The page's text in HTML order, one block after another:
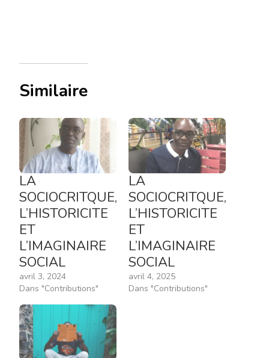
Similaire
LA
SOCIOCRITQUE,
L’HISTORICITE
ET
L’IMAGINAIRE
SOCIAL
avril 3, 2024
Dans "Contributions"
LA
SOCIOCRITQUE,
L’HISTORICITE
ET
L’IMAGINAIRE
SOCIAL
avril 4, 2025
Dans "Contributions"